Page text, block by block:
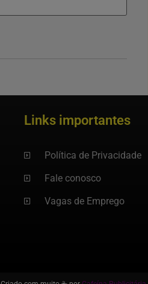
Links importantes
Política de Privacidade
Fale conosco
Vagas de Emprego